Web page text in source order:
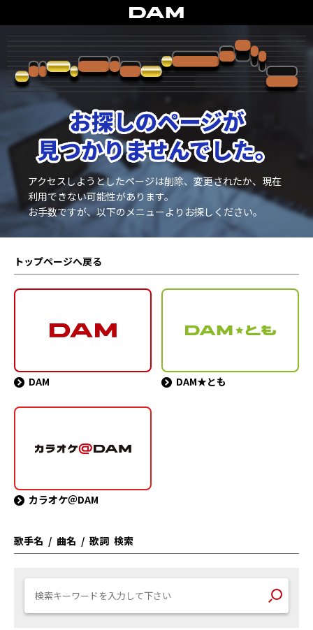
アクセスしようとしたページは削除、変更されたか、現在
利用できない可能性があります。
お手数ですが、以下のメニューよりお探しください。
トップページへ戻る
DAM DAM★とも
カラオケ＠DAM
歌手名 / 曲名 / 歌詞 検索